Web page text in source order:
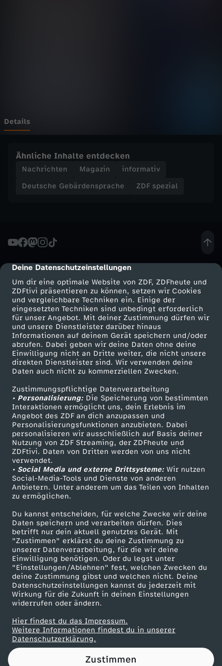
cmp-dialog-description
Deine Datenschutzeinstellungen
Um dir eine optimale Website von ZDF, ZDFheute und
ZDFtivi präsentieren zu können, setzen wir Cookies
und vergleichbare Techniken ein. Einige der
eingesetzten Techniken sind unbedingt erforderlich
für unser Angebot. Mit deiner Zustimmung dürfen wir
und unsere Dienstleister darüber hinaus
Informationen auf deinem Gerät speichern und/oder
abrufen. Dabei geben wir deine Daten ohne deine
Einwilligung nicht an Dritte weiter, die nicht unsere
direkten Dienstleister sind. Wir verwenden deine
Daten auch nicht zu kommerziellen Zwecken.
Zustimmungspflichtige Datenverarbeitung
• Personalisierung:Die Speicherung von bestimmten
Interaktionen ermöglicht uns, dein Erlebnis im
Angebot des ZDF an dich anzupassen und
Personalisierungsfunktionen anzubieten. Dabei
personalisieren wir ausschließlich auf Basis deiner
Nutzung von ZDF Streaming, der ZDFheute und
ZDFtivi. Daten von Dritten werden von uns nicht
verwendet.
• Social Media und externe Drittsysteme:Wir nutzen
Social-Media-Tools und Dienste von anderen
Anbietern. Unter anderem um das Teilen von Inhalten
zu ermöglichen.
Du kannst entscheiden, für welche Zwecke wir deine
Daten speichern und verarbeiten dürfen. Dies
betrifft nur dein aktuell genutztes Gerät. Mit
"Zustimmen" erklärst du deine Zustimmung zu
unserer Datenverarbeitung, für die wir deine
Einwilligung benötigen. Oder du legst unter
"Einstellungen/Ablehnen" fest, welchen Zwecken du
deine Zustimmung gibst und welchen nicht. Deine
Datenschutzeinstellungen kannst du jederzeit mit
Wirkung für die Zukunft in deinen Einstellungen
widerrufen oder ändern.
Hier findest du das Impressum.
Weitere Informationen findest du in unserer
Datenschutzerklärung.
Zustimmen
i
p
f
t
r
e
f
f
e
n
i
n
A
l
a
s
k
a
-
w
a
Details
Ähnliche Inhalte entdecken
Nachrichten Magazin
informativ
Deutsche Gebärdensprache
ZDF spezial
Mehr ZDF
ZDF-Apps
Smart TV
ZDFtext
Livestreams
Sendungen A-Z
TV-Programm
Service
ZDFmitreden
Kontakt zum ZDF
Tickets
Zuschauerservice
Hilfe
ZDF Unternehmen
Karriere
ZDF goes Schule
Werbefernsehen
Mainzelmännchen
Partner